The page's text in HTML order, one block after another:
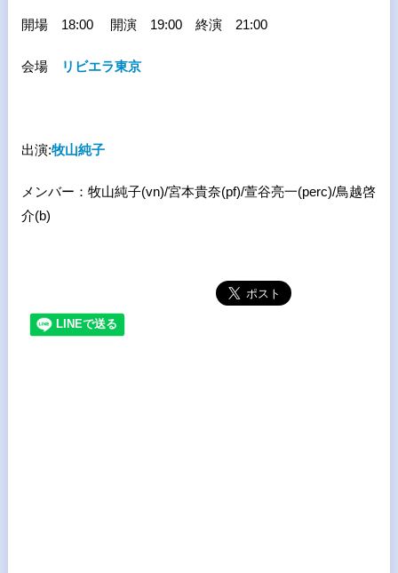
開場 18:00 開演 19:00 終演 21:00
会場 リビエラ東京
出演:牧山純子
メンバー：牧山純子(vn)/宮本貴奈(pf)/萱谷亮一(perc)/鳥越啓
介(b)